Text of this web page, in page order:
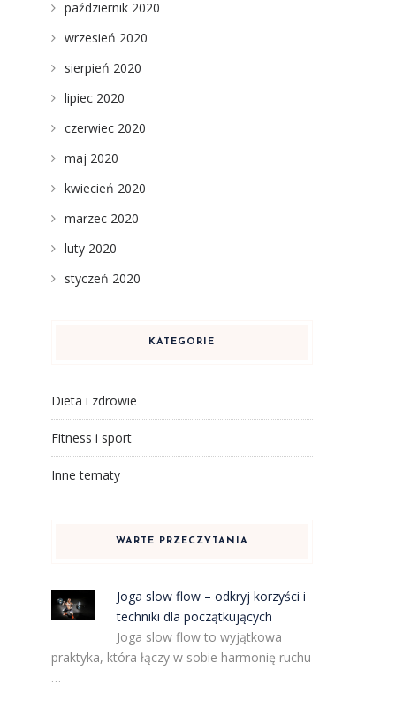
październik 2020
wrzesień 2020
sierpień 2020
lipiec 2020
czerwiec 2020
maj 2020
kwiecień 2020
marzec 2020
luty 2020
styczeń 2020
KATEGORIE
Dieta i zdrowie
Fitness i sport
Inne tematy
WARTE PRZECZYTANIA
Joga slow flow – odkryj korzyści i
techniki dla początkujących
Joga slow flow to wyjątkowa
praktyka, która łączy w sobie harmonię ruchu
…